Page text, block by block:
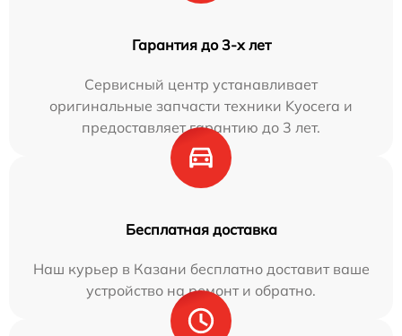
Гарантия до 3-х лет
Сервисный центр устанавливает
оригинальные запчасти техники Kyocera и
предоставляет гарантию до 3 лет.
Бесплатная доставка
Наш курьер в Казани бесплатно доставит ваше
устройство на ремонт и обратно.